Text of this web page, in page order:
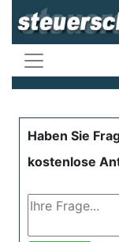
Haben Sie
kostenlose